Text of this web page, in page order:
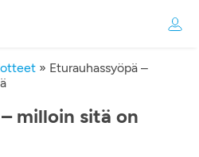
» Eturauhassyöpä –
milloin sitä on